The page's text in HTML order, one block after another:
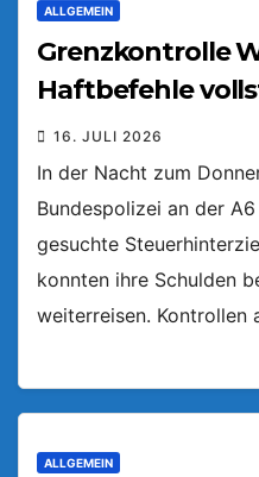
ALLGEMEIN
Grenzkontrolle
Haftbefehle
16. JULI 2026
In der Nacht zum
Bundespolizei an der
gesuchte
konnten ihre Schulden
weiterreisen. Kontrollen
ALLGEMEIN